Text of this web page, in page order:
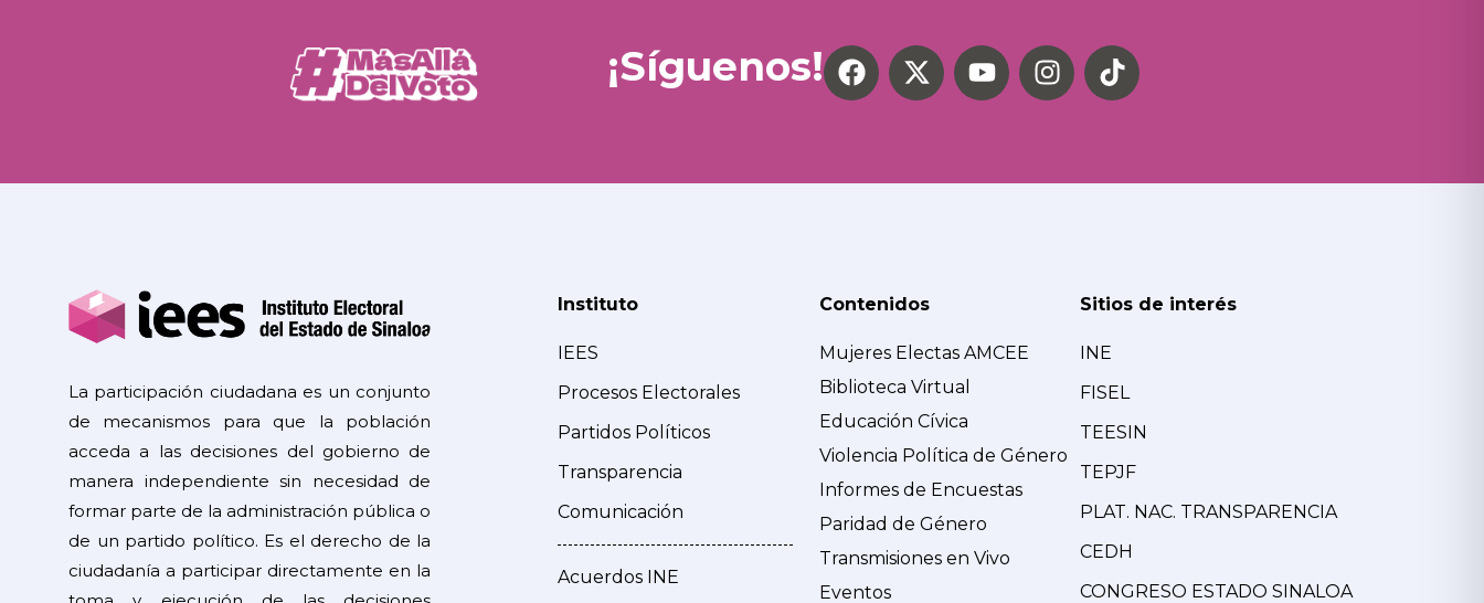
¡Síguenos!
La participación ciudadana es un conjunto
de mecanismos para que la población
acceda a las decisiones del gobierno de
manera independiente sin necesidad de
formar parte de la administración pública o
de un partido político. Es el derecho de la
ciudadanía a participar directamente en la
Instituto
IEES
Procesos Electorales
Partidos Políticos
Transparencia
Comunicación
Acuerdos INE
Contenidos
Mujeres Electas AMCEE
Biblioteca Virtual
Educación Cívica
Violencia Política de Género
Informes de Encuestas
Paridad de Género
Transmisiones en Vivo
Eventos
Sitios de interés
INE
FISEL
TEESIN
TEPJF
PLAT. NAC. TRANSPARENCIA
CEDH
CONGRESO ESTADO SINALOA